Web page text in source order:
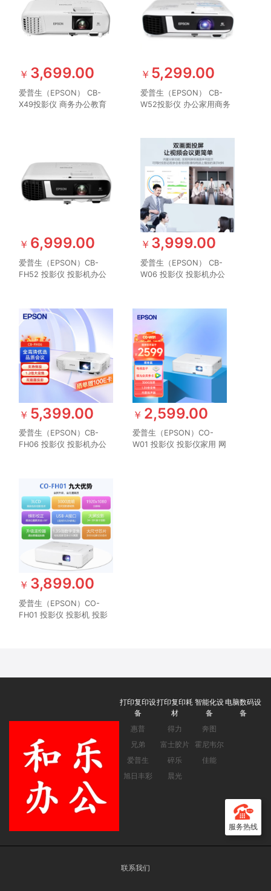
￥ 3,699.00
爱普生（EPSON） CB-
X49投影仪 商务办公教育
￥ 5,299.00
爱普生（EPSON） CB-
W52投影仪 办公家用商务
￥ 6,999.00
爱普生（EPSON）CB-
FH52 投影仪 投影机办公
￥ 3,999.00
爱普生（EPSON） CB-
W06 投影仪 投影机办公
￥ 5,399.00
爱普生（EPSON）CB-
FH06 投影仪 投影机办公
￥ 2,599.00
爱普生（EPSON）CO-
W01 投影仪 投影仪家用 网
￥ 3,899.00
爱普生（EPSON）CO-
FH01 投影仪 投影机 投影
打印复印设
备
惠普
兄弟
爱普生
旭日丰彩
打印复印耗
材
得力
富士胶片
碎乐
晨光
智能化设
备
奔图
霍尼韦尔
佳能
电脑数码设
备
联系我们
服务热线